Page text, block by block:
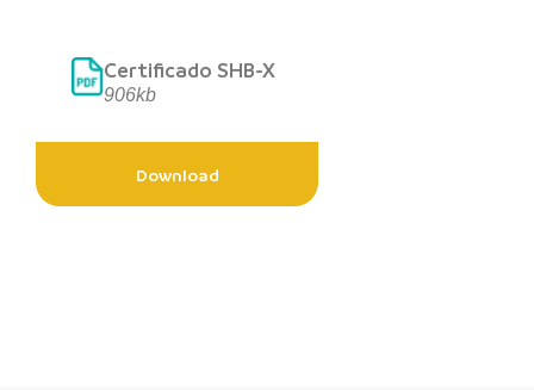
Certificado SHB-X
906kb
Download